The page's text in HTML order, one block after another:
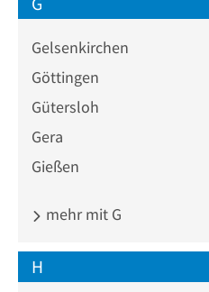
Gelsenkirchen
Göttingen
Gütersloh
Gera
Gießen
mehr mit G
H